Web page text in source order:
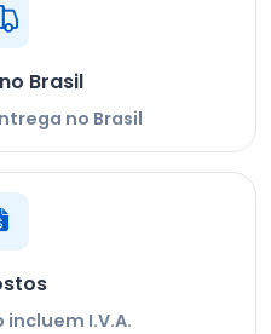
Brasil
no Brasil
incluem I.V.A.